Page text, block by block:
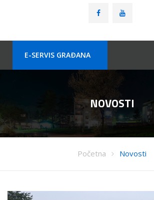
E-SERVIS GRAÐANA
NOVOSTI
Početna Novosti